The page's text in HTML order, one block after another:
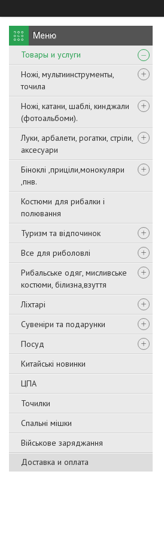
Товары и услуги
Ножі, мультиинструменты,
точила
Ножі, катани, шаблі, кинджали
(фотоальбоми).
Луки, арбалети, рогатки, стріли,
аксесуари
Біноклі ,приціли,монокуляри
,пнв.
Костюми для рибалки і
полювання
Туризм та відпочинок
Все для риболовлі
Рибальське одяг, мисливське
костюми, білизна,взуття
Ліхтарі
Сувеніри та подарунки
Посуд
Китайські новинки
ЦПА
Точилки
Спальні мішки
Військове заряджання
Доставка и оплата